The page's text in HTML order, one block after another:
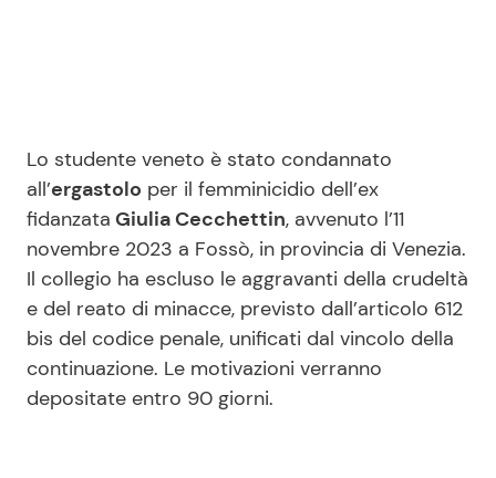
Chi siamo
Disclaimer e Privacy
Redazione
Contattaci
Pubblicità
Privacy Policy
Lo studente veneto è stato condannato
all’ergastolo per il femminicidio dell’ex
fidanzata Giulia Cecchettin, avvenuto l’11
novembre 2023 a Fossò, in provincia di Venezia.
Il collegio ha escluso le aggravanti della crudeltà
e del reato di minacce, previsto dall’articolo 612
bis del codice penale, unificati dal vincolo della
continuazione. Le motivazioni verranno
depositate entro 90 giorni.